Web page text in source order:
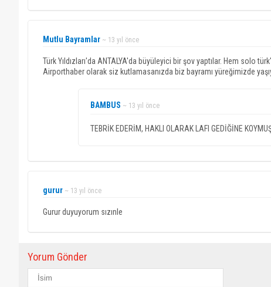
Mutlu Bayramlar ~ 13 yıl önce
Türk Yıldızları'da ANTALYA'da büyüleyici bir şov yaptılar. Hem solo
Airporthaber olarak siz kutlamasanızda biz bayramı yüreğimizde
BAMBUS ~ 13 yıl önce
TEBRİK EDERİM, HAKLI OLARAK LAFI GEDİĞİNE
gurur ~ 13 yıl önce
Gurur duyuyorum sızınle
Yorum Gönder